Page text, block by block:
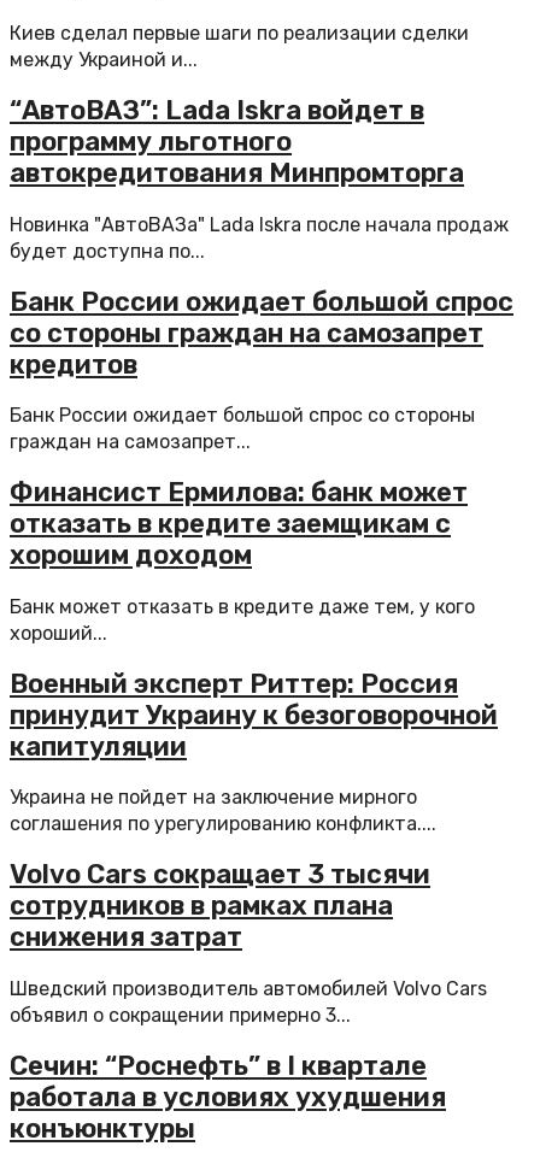
Киев сделал первые шаги по реализации сделки
между Украиной и...
“АвтоВАЗ”: Lada Iskra войдет в
программу льготного
автокредитования Минпромторга
Новинка "АвтоВАЗа" Lada Iskra после начала продаж
будет доступна по...
Банк России ожидает большой спрос
со стороны граждан на самозапрет
кредитов
Банк России ожидает большой спрос со стороны
граждан на самозапрет...
Финансист Ермилова: банк может
отказать в кредите заемщикам с
хорошим доходом
Банк может отказать в кредите даже тем, у кого
хороший...
Военный эксперт Риттер: Россия
принудит Украину к безоговорочной
капитуляции
Украина не пойдет на заключение мирного
соглашения по урегулированию конфликта....
Volvo Cars сокращает 3 тысячи
сотрудников в рамках плана
снижения затрат
Шведский производитель автомобилей Volvo Cars
объявил о сокращении примерно 3...
Сечин: “Роснефть” в I квартале
работала в условиях ухудшения
конъюнктуры